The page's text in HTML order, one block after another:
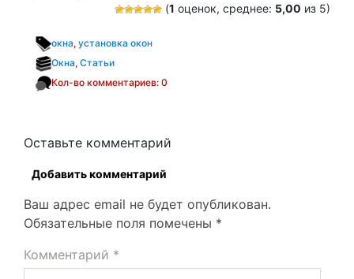
(1 оценок, среднее: 5,00 из 5)
окна, установка окон
Окна, Статьи
Кол-во комментариев: 0
Оставьте комментарий
Добавить комментарий
Ваш адрес email не будет опубликован.
Обязательные поля помечены *
Комментарий *